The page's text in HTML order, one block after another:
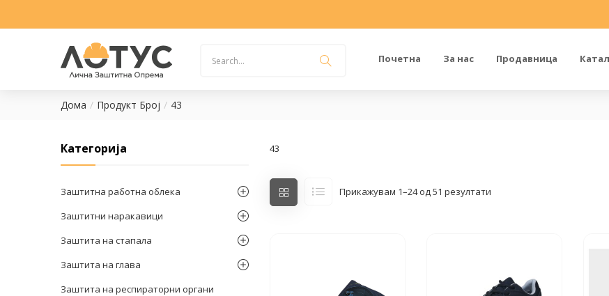
Почетна За нас Продавница
Дома Продукт Број 43
43
Прикажувам 1–24 од 51 резултати
Категорија
Заштитна работна облека
Заштитни наракавици
Заштита на стапала
Заштита на глава
Заштита на респираторни органи